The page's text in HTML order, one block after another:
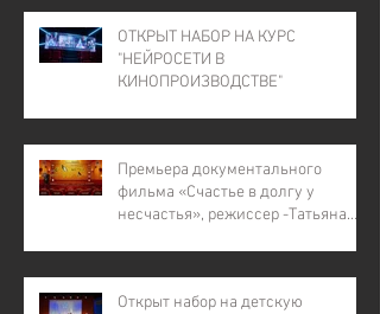
ОТКРЫТ НАБОР НА КУРС
"НЕЙРОСЕТИ В
КИНОПРОИЗВОДСТВЕ"
Премьера документального
фильма «Счастье в долгу у
несчастья», режиссер -Татьяна
Открыт набор на детскую